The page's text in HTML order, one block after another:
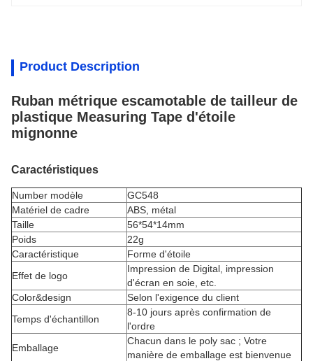
Product Description
Ruban métrique escamotable de tailleur de
plastique Measuring Tape d'étoile
mignonne
Caractéristiques
Number modèle
GC548
Matériel de cadre
ABS, métal
Taille
56*54*14mm
Poids
22g
Caractéristique
Forme d'étoile
Effet de logo
Impression de Digital, impression
d'écran en soie, etc.
Color&design
Selon l'exigence du client
Temps d'échantillon
8-10 jours après confirmation de
l'ordre
Emballage
Chacun dans le poly sac ; Votre
manière de emballage est bienvenue